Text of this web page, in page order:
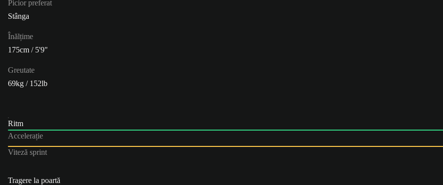
Picior preferat
Stânga
Înălțime
175cm / 5'9"
Greutate
69kg / 152lb
Ritm
Accelerație
Viteză sprint
Tragere la poartă